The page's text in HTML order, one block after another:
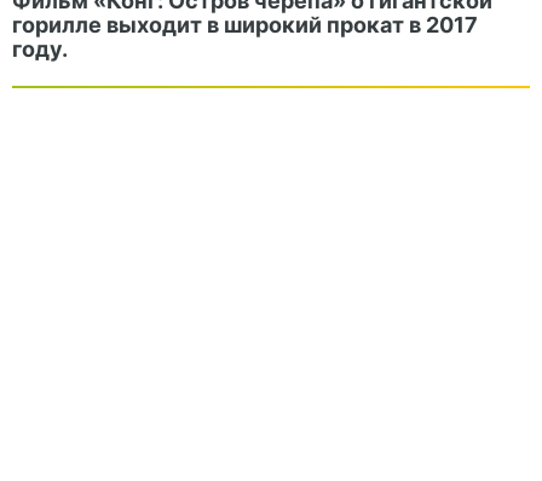
горилле выходит в широкий прокат в 2017
году.